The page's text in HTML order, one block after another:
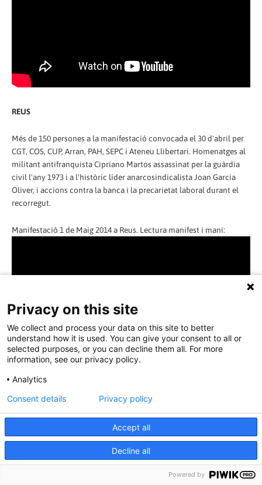
REUS
Més de 150 persones a la manifestació convocada el 30 d'abril per
CGT, COS, CUP, Arran, PAH, SEPC i Ateneu Llibertari. Homenatges al
militant antifranquista Cipriano Martos assassinat per la guàrdia
civil l'any 1973 i a l'històric líder anarcosindicalista Joan Garcia
Oliver, i accions contra la banca i la precarietat laboral durant el
recorregut.
Manifestació 1 de Maig 2014 a Reus. Lectura manifest i mani:
declaracions Joan Rosich(director del Catalunya i CGT Reus):
Privacy on this site
We collect and process your data on this site to better
understand how it is used. You can give your consent to all or
selected purposes, or you can decline them all. For more
information, see our privacy policy.
Analytics
Accept all
Decline all
Consent details Privacy policy
Powered by